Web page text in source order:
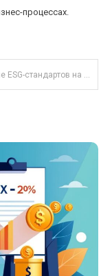
процессах.
Влияние ESG-стандартов на рынок корпоративных облигаций: новые требования и возможности